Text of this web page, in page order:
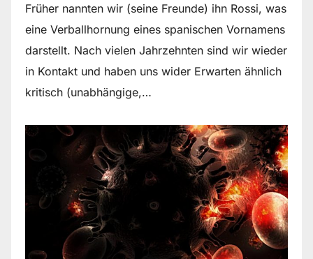
Früher nannten wir (seine Freunde) ihn Rossi, was
eine Verballhornung eines spanischen Vornamens
darstellt. Nach vielen Jahrzehnten sind wir wieder
in Kontakt und haben uns wider Erwarten ähnlich
kritisch (unabhängige,…